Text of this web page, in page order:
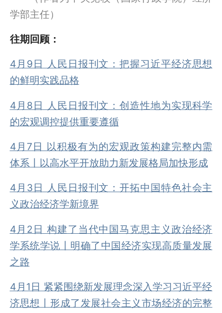
学部主任）
往期回顾：
4月9日 人民日报刊文：把握习近平经济思想
的鲜明实践品格
4月8日 人民日报刊文：创造性地为实现科学
的宏观调控提供重要遵循
4月7日 以积极有为的宏观政策构建完整内需
体系丨以高水平开放助力新发展格局加快形成
4月3日 人民日报刊文：开拓中国特色社会主
义政治经济学新境界
4月2日 构建了当代中国马克思主义政治经济
学系统学说丨明确了中国经济实现高质量发展
之路
4月1日 紧紧围绕新发展理念深入学习习近平经
济思想丨形成了发展社会主义市场经济的完整